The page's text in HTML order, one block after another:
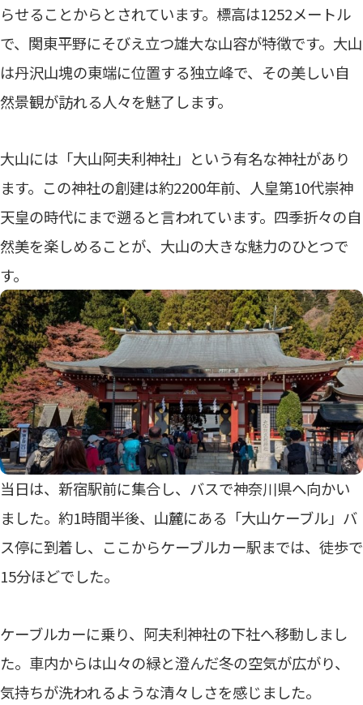
らせることからとされています。標高は1252メートル
で、関東平野にそびえ立つ雄大な山容が特徴です。大山
は丹沢山塊の東端に位置する独立峰で、その美しい自
然景観が訪れる人々を魅了します。
大山には「大山阿夫利神社」という有名な神社があり
ます。この神社の創建は約2200年前、人皇第10代崇神
天皇の時代にまで遡ると言われています。四季折々の自
然美を楽しめることが、大山の大きな魅力のひとつで
す。
当日は、新宿駅前に集合し、バスで神奈川県へ向かい
ました。約1時間半後、山麓にある「大山ケーブル」バ
ス停に到着し、ここからケーブルカー駅までは、徒歩で
15分ほどでした。
ケーブルカーに乗り、阿夫利神社の下社へ移動しまし
た。車内からは山々の緑と澄んだ冬の空気が広がり、
気持ちが洗われるような清々しさを感じました。